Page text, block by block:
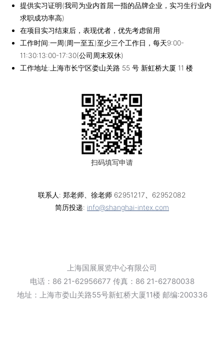
提供实习证明(我司为业内首屈一指的品牌企业，实习生行业内
求职成功率高)
在项目实习结束后，表现优者，优先考虑留用
工作时间:一周(周一至五)至少三个工作日，每天9:00-
11:30:13:00-17:30(公司周末双休)
工作地址:上海市长宁区娄山关路 55 号 新虹桥大厦 11 楼
扫码填写申请
联系人: 郑老师、徐老师 62951217、62952082
简历投递: info@shanghai-intex.com
上海国展展览中心有限公司
电话：86 21-62956677 传真：86 21-62780038
地址：上海市娄山关路55号新虹桥大厦11楼 邮编:200336